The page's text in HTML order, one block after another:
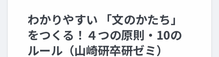
わかりやすい 「文のかたち」
をつくる！４つの原則・10の
ルール（山崎研卒研ゼミ）